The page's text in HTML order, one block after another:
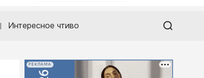
Интересное чтиво
РЕКЛАМА